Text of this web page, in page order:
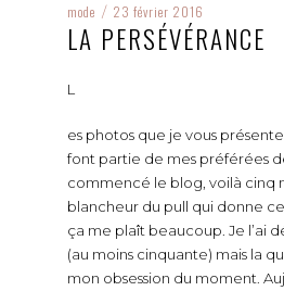
mode / 23 février 2016
LA PERSÉVÉRANCE
L
es photos que je vous
font partie de mes préférées
commencé le blog, voilà cinq
blancheur du pull qui donne
ça me plaît beaucoup. Je l’ai
(au moins cinquante) mais la
mon obsession du moment.